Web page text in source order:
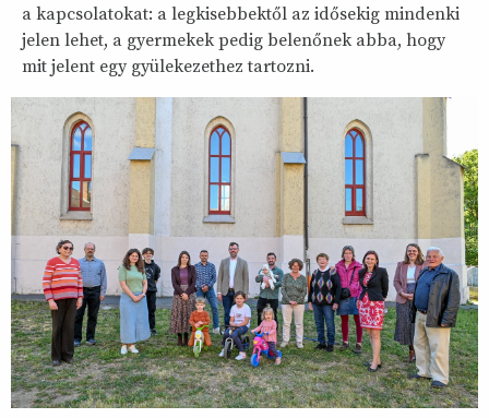
a kapcsolatokat: a legkisebbektől az idősekig mindenki
jelen lehet, a gyermekek pedig belenőnek abba, hogy
mit jelent egy gyülekezethez tartozni.